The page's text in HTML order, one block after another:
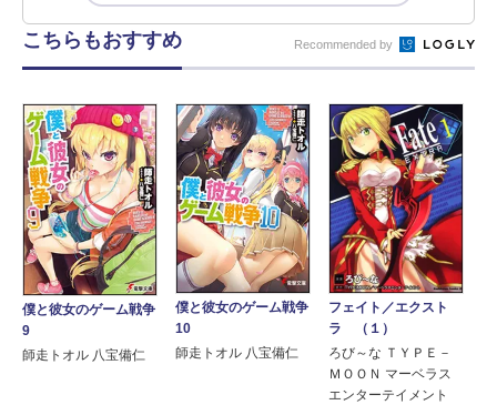
こちらもおすすめ Recommended by
僕と彼女のゲーム戦争
9
師走トオル 八宝備仁
僕と彼女のゲーム戦争
10
師走トオル 八宝備仁
フェイト／エクスト
ラ （１）
ろび～な ＴＹＰＥ－
ＭＯＯＮ マーベラス
エンターテイメント